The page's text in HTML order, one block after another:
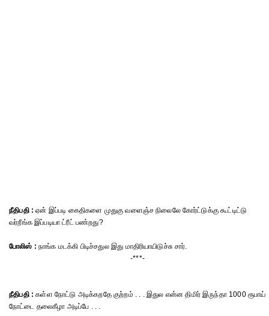
நீதிபதி : ஏன் இப்படி கைதிகளை முதுகு வளைஞ்ச நிலைலே கோர்ட்டுக்கு கூட்டிட்டு
வர்றீங்க இப்படியா ட்ரீட் பண்றது?
போலிஸ் : நாங்க மடக்கி பிடிச்சதுல இது மாதிரியாயிடுச்சு சார்.
-***-
நீதிபதி : கள்ள நோட்டு அடிக்கறதே குற்றம் . . . இதுல என்ன திமிர் இருந்தா 1000 ரூபாய்
நோட்டை தலைகீழா அடிப்பே . . .